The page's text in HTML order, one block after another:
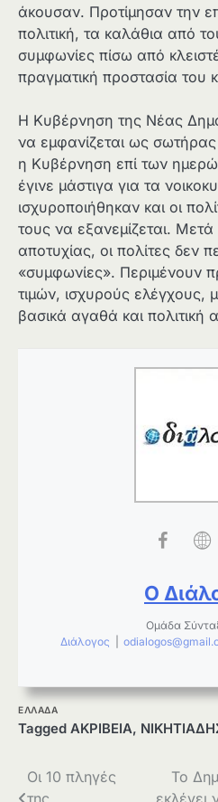
άκουσαν. Προτίμησαν την
πολιτική, τα καλάθια από
συμφωνίες πίσω από
πραγματική προστασία του
Η Κυβέρνηση της Νέας
να εμφανίζεται ως σωτήρας
η Κυβέρνηση επί των
έγινε μάστιγα για τα
ισχυροποιήθηκαν και οι
τους να εξανεμίζεται.
αποτυχίας, οι πολίτες δεν
«συμφωνίες». Περιμένουν
τιμών, ισχυρούς
βασικά αγαθά και πολιτική
Ο
Ομάδα
Διάλογος
ΕΛΛΑΔΑ
Tagged ΑΚΡΙΒΕΙΑ,
Πλοήγηση
Οι 10 πληγές
Το